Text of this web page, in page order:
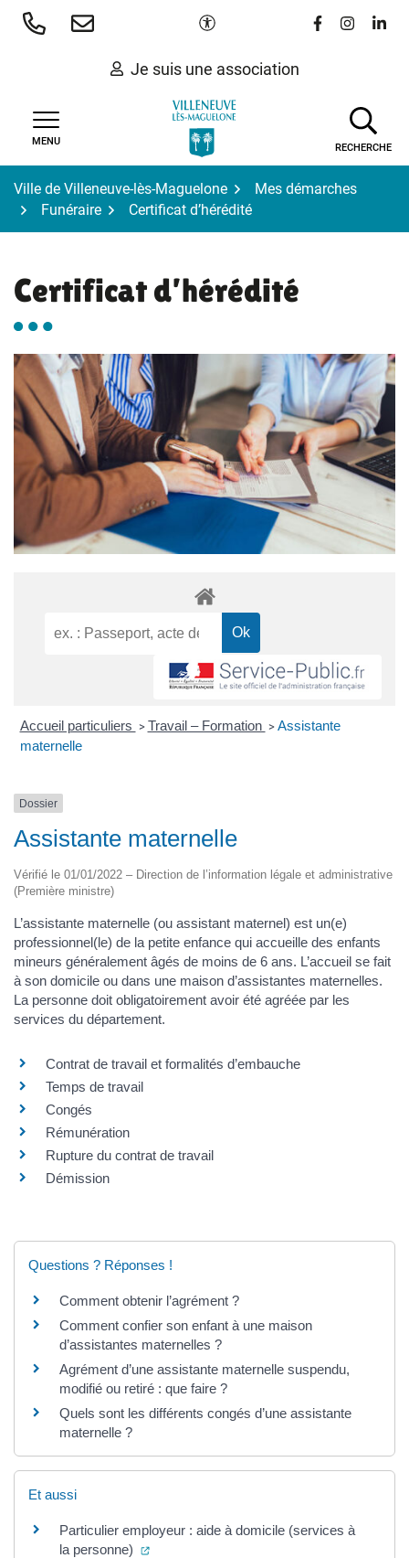
Aller
Paramètres d'accessibilité
Lien vers le
Lien vers
Lien
Je suis une association
MENU
RECHERCHE
Ville de Villeneuve-lès-Maguelone
Mes démarches
Funéraire
Certificat d’hérédité
Certificat d’hérédité
Accueil particuliers > Travail – Formation > Assistante
maternelle
Dossier
Assistante maternelle
Vérifié le 01/01/2022 – Direction de l’information légale et administrative
(Première ministre)
L’assistante maternelle (ou assistant maternel) est un(e)
professionnel(le) de la petite enfance qui accueille des enfants
mineurs généralement âgés de moins de 6 ans. L’accueil se fait
à son domicile ou dans une maison d’assistantes maternelles.
La personne doit obligatoirement avoir été agréée par les
services du département.
Contrat de travail et formalités d’embauche
Temps de travail
Congés
Rémunération
Rupture du contrat de travail
Démission
Questions ? Réponses !
Comment obtenir l’agrément ?
Comment confier son enfant à une maison
d’assistantes maternelles ?
Agrément d’une assistante maternelle suspendu,
modifié ou retiré : que faire ?
Quels sont les différents congés d’une assistante
maternelle ?
Et aussi
Particulier employeur : aide à domicile (services à
la personne)
(ouverture dans un nouvel onglet)